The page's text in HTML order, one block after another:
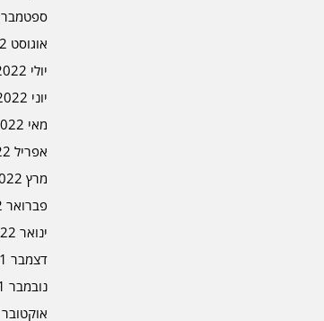
ספטמבר 2022
אוגוסט 2022
יולי 2022
יוני 2022
מאי 2022
אפריל 2022
מרץ 2022
פברואר 2022
ינואר 2022
דצמבר 2021
נובמבר 2021
אוקטובר 2021